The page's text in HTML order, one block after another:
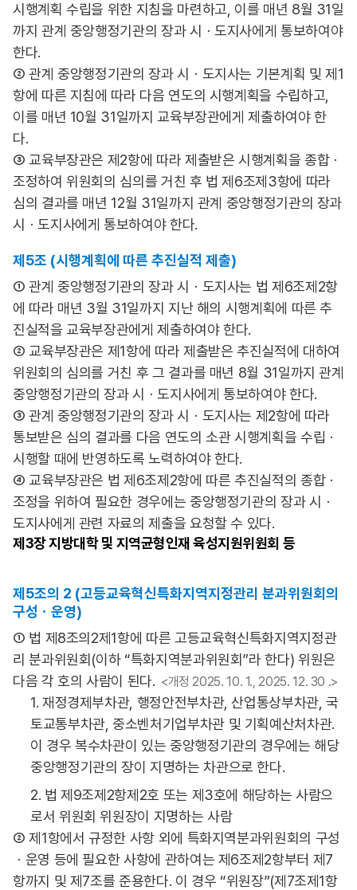
시행계획 수립을 위한 지침을 마련하고, 이를 매년 8월 31일
까지 관계 중앙행정기관의 장과 시ㆍ도지사에게 통보하여야
한다.
② 관계 중앙행정기관의 장과 시ㆍ도지사는 기본계획 및 제1
항에 따른 지침에 따라 다음 연도의 시행계획을 수립하고,
이를 매년 10월 31일까지 교육부장관에게 제출하여야 한
다.
③ 교육부장관은 제2항에 따라 제출받은 시행계획을 종합ㆍ
조정하여 위원회의 심의를 거친 후 법 제6조제3항에 따라
심의 결과를 매년 12월 31일까지 관계 중앙행정기관의 장과
시ㆍ도지사에게 통보하여야 한다.
제5조 (시행계획에 따른 추진실적 제출)
① 관계 중앙행정기관의 장과 시ㆍ도지사는 법 제6조제2항
에 따라 매년 3월 31일까지 지난 해의 시행계획에 따른 추
진실적을 교육부장관에게 제출하여야 한다.
② 교육부장관은 제1항에 따라 제출받은 추진실적에 대하여
위원회의 심의를 거친 후 그 결과를 매년 8월 31일까지 관계
중앙행정기관의 장과 시ㆍ도지사에게 통보하여야 한다.
③ 관계 중앙행정기관의 장과 시ㆍ도지사는 제2항에 따라
통보받은 심의 결과를 다음 연도의 소관 시행계획을 수립ㆍ
시행할 때에 반영하도록 노력하여야 한다.
④ 교육부장관은 법 제6조제2항에 따른 추진실적의 종합ㆍ
조정을 위하여 필요한 경우에는 중앙행정기관의 장과 시ㆍ
도지사에게 관련 자료의 제출을 요청할 수 있다.
제3장지방대학 및 지역균형인재 육성지원위원회 등
제5조의 2 (고등교육혁신특화지역지정관리 분과위원회의
구성ㆍ운영)
① 법 제8조의2제1항에 따른 고등교육혁신특화지역지정관
리 분과위원회(이하 “특화지역분과위원회”라 한다) 위원은
다음 각 호의 사람이 된다. <개정 2025. 10. 1., 2025. 12. 30 .>
1. 재정경제부차관, 행정안전부차관, 산업통상부차관, 국
토교통부차관, 중소벤처기업부차관 및 기획예산처차관.
이 경우 복수차관이 있는 중앙행정기관의 경우에는 해당
중앙행정기관의 장이 지명하는 차관으로 한다.
2. 법 제9조제2항제2호 또는 제3호에 해당하는 사람으
로서 위원회 위원장이 지명하는 사람
② 제1항에서 규정한 사항 외에 특화지역분과위원회의 구성
ㆍ운영 등에 필요한 사항에 관하여는 제6조제2항부터 제7
항까지 및 제7조를 준용한다. 이 경우 “위원장”(제7조제1항